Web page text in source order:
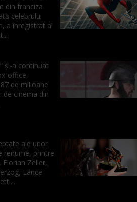
din franciza
celebrului
a înregistrat al
şi-a continuat
office,
de milioane
de cinema din
ale unor
renume, printre
Florian Zeller,
Lance